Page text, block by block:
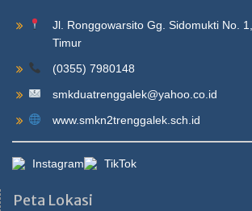
Jl. Ronggowarsito Gg. Sidomukti No.
Timur
(0355) 7980148
smkduatrenggalek@yahoo.co.id
www.smkn2trenggalek.sch.id
Instagram TikTok
Peta Lokasi